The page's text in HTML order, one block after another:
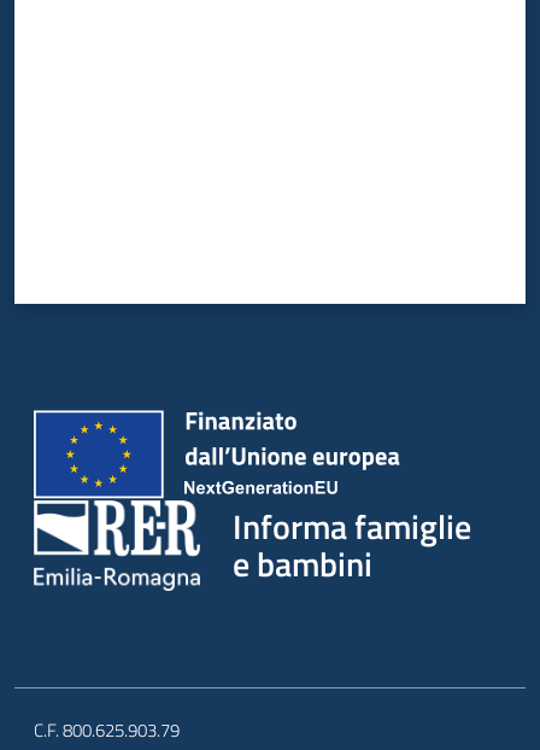
Informa famiglie
e bambini
C.F. 800.625.903.79